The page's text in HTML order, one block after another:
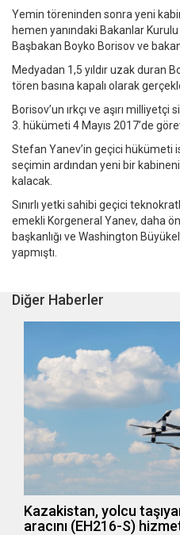
Yemin töreninden sonra yeni
hemen yanındaki Bakanlar
Başbakan Boyko Borisov ve
Medyadan 1,5 yıldır uzak duran
tören basına kapalı olarak
Borisov’un ırkçı ve aşırı
3. hükümeti 4 Mayıs 2017’de
Stefan Yanev’in geçici hükümeti
seçimin ardından yeni bir
kalacak.
Sınırlı yetki sahibi geçici
emekli Korgeneral Yanev, daha
başkanlığı ve Washington
yapmıştı.
Diğer Haberler
Kazakistan, yolcu
aracını (EH216-S)